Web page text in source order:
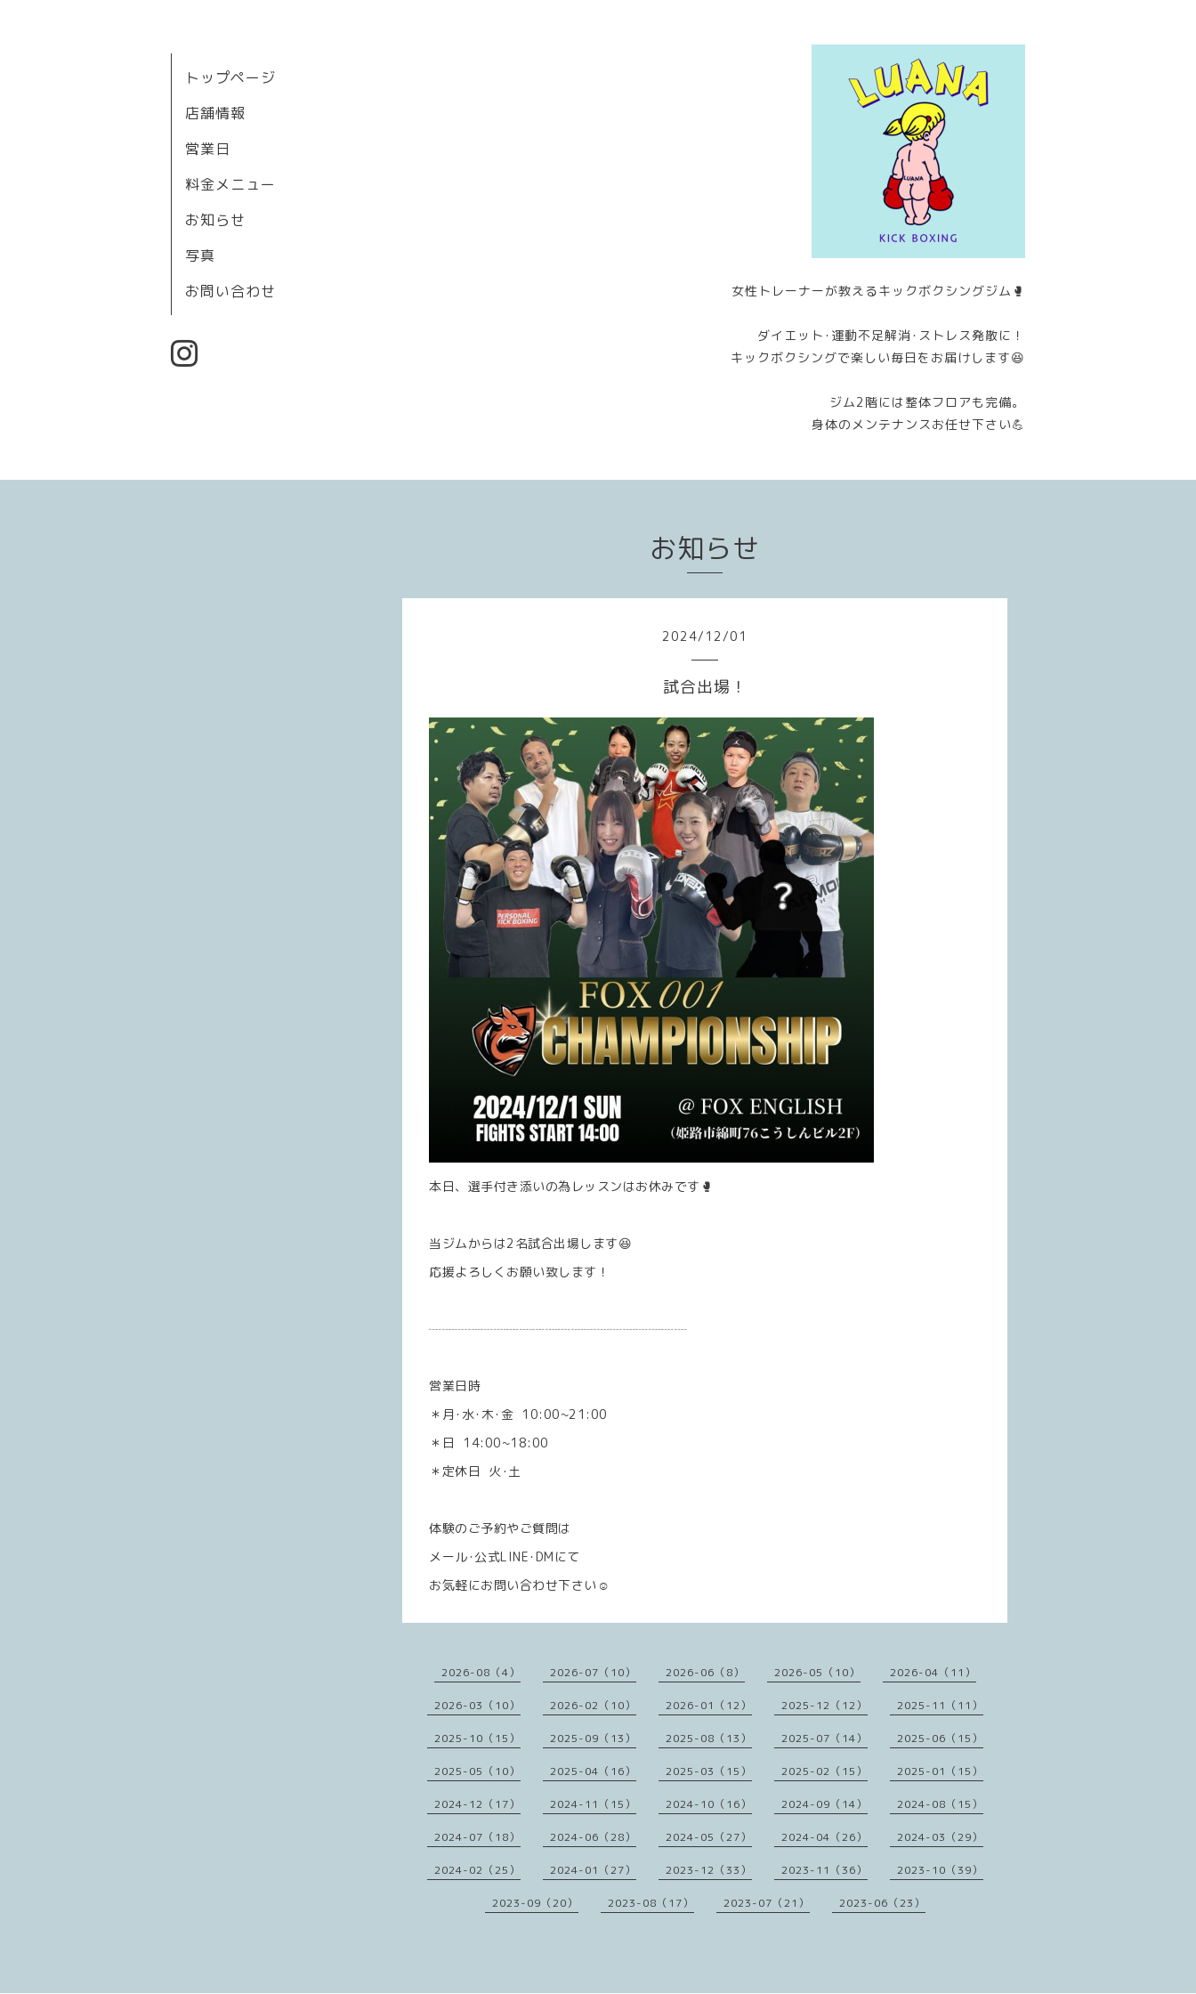
女性トレーナーが教えるキックボクシングジム🥊
ダイエット･運動不足解消･ストレス発散に！
キックボクシングで楽しい毎日をお届けします😆
ジム2階には整体フロアも完備。
身体のメンテナンスお任せ下さい💪
トップページ
店舗情報
営業日
料金メニュー
お知らせ
写真
お問い合わせ
お知らせ
2024/ 12/01
試合出場！
本日、選手付き添いの為レッスンはお休みです🥊
当ジムからは2名試合出場します😆
応援よろしくお願い致します！
┈┈┈┈┈┈┈┈┈┈┈┈┈┈┈┈┈┈┈┈
営業日時
＊月･水･木･金 10:00~21:00
＊日 14:00~18:00
＊定休日 火･土
体験のご予約やご質問は
メール･公式LINE･DMにて
お気軽にお問い合わせ下さい☺️
2026-08（4） 2026-07（10） 2026-06（8） 2026-05（10） 2026-04（11）
2026-03（10） 2026-02（10） 2026-01（12） 2025-12（12） 2025-11（11）
2025-10（15） 2025-09（13） 2025-08（13） 2025-07（14） 2025-06（15）
2025-05（10） 2025-04（16） 2025-03（15） 2025-02（15） 2025-01（15）
2024-12（17） 2024-11（15） 2024-10（16） 2024-09（14） 2024-08（15）
2024-07（18） 2024-06（28） 2024-05（27） 2024-04（26） 2024-03（29）
2024-02（25） 2024-01（27） 2023-12（33） 2023-11（36） 2023-10（39）
2023-09（20） 2023-08（17） 2023-07（21） 2023-06（23）